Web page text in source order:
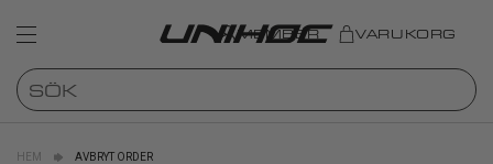
MEMBER VARUKORG
HEM AVBRYT ORDER